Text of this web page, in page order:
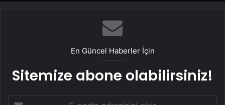
En Güncel Haberler İçin
Sitemize abone olabilirsiniz!